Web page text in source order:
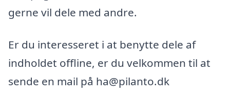
gerne vil dele med andre.
Er du interesseret i at benytte dele af
indholdet offline, er du velkommen til at
sende en mail på ha@pilanto.dk